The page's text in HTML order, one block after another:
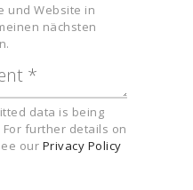
und Website in
nächsten
data is being
further details on
our Privacy Policy